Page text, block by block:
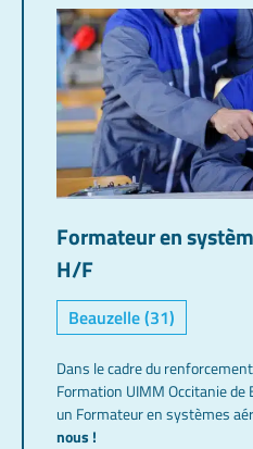
engagée dans la réussite et
des futurs professionnels de
Formateur en
H/F
Beauzelle (31)
Dans le cadre du
Formation UIMM Occitanie de
un Formateur en systèmes
nous !